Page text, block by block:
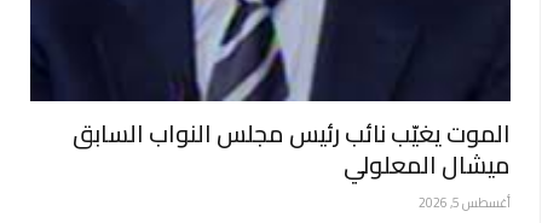
الموت يغيّب نائب رئيس مجلس النواب السابق
ميشال المعلولي
أغسطس 5, 2026